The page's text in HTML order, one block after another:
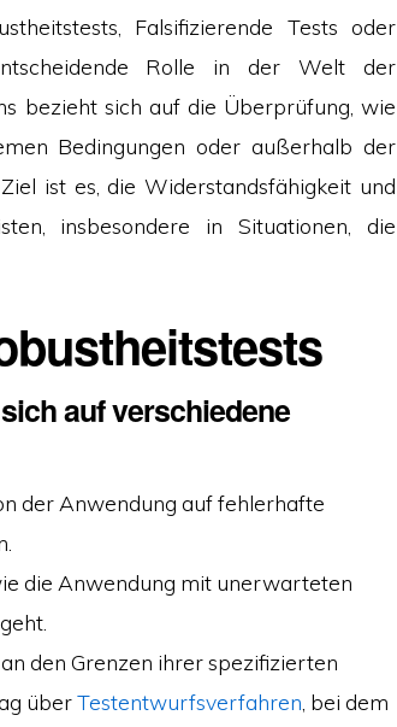
Falsifizierende Tests oder
Rolle in der Welt der
bezieht sich auf die Überprüfung, wie
Bedingungen oder außerhalb der
ist es, die Widerstandsfähigkeit und
insbesondere in Situationen, die
auf verschiedene
der Anwendung auf fehlerhafte
die Anwendung mit unerwarteten
den Grenzen ihrer spezifizierten
überTestentwurfsverfahren , bei dem